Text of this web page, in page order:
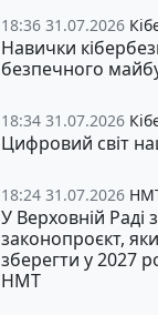
18:36 31.07.2026
Навички
безпечного
18:34 31.07.2026
Цифровий світ
18:24 31.07.2026
У Верховній Раді
законопроєкт,
зберегти у 2027
НМТ